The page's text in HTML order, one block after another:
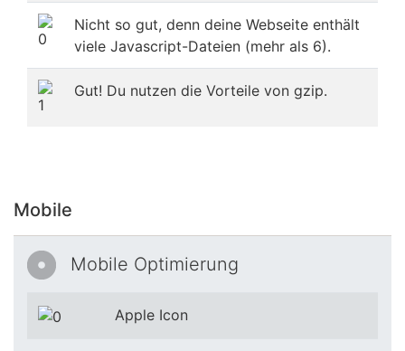
Nicht so gut, denn deine Webseite enthält
viele Javascript-Dateien (mehr als 6).
Gut! Du nutzen die Vorteile von gzip.
Mobile
Mobile Optimierung
Apple Icon